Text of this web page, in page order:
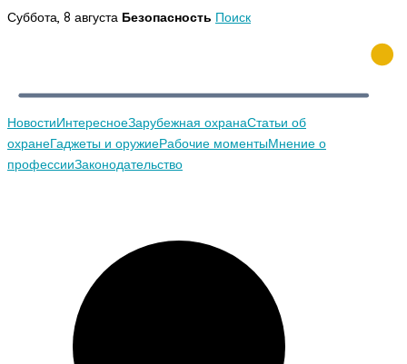
Перейти
Суббота, 8 августа Безопасность Поиск
НовостиИнтересноеЗарубежная охранаСтатьи об
охранеГаджеты и оружиеРабочие моментыМнение о
профессииЗаконодательство